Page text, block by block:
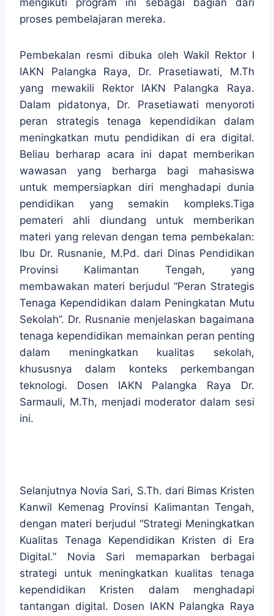
mengikuti program ini sebagai bagian dari
proses pembelajaran mereka.
Pembekalan resmi dibuka oleh Wakil Rektor I
IAKN Palangka Raya, Dr. Prasetiawati, M.Th
yang mewakili Rektor IAKN Palangka Raya.
Dalam pidatonya, Dr. Prasetiawati menyoroti
peran strategis tenaga kependidikan dalam
meningkatkan mutu pendidikan di era digital.
Beliau berharap acara ini dapat memberikan
wawasan yang berharga bagi mahasiswa
untuk mempersiapkan diri menghadapi dunia
pendidikan yang semakin kompleks.Tiga
pemateri ahli diundang untuk memberikan
materi yang relevan dengan tema pembekalan:
Ibu Dr. Rusnanie, M.Pd. dari Dinas Pendidikan
Provinsi Kalimantan Tengah, yang
membawakan materi berjudul “Peran Strategis
Tenaga Kependidikan dalam Peningkatan Mutu
Sekolah”. Dr. Rusnanie menjelaskan bagaimana
tenaga kependidikan memainkan peran penting
dalam meningkatkan kualitas sekolah,
khususnya dalam konteks perkembangan
teknologi. Dosen IAKN Palangka Raya Dr.
Sarmauli, M.Th, menjadi moderator dalam sesi
ini.
Selanjutnya Novia Sari, S.Th. dari Bimas Kristen
Kanwil Kemenag Provinsi Kalimantan Tengah,
dengan materi berjudul “Strategi Meningkatkan
Kualitas Tenaga Kependidikan Kristen di Era
Digital.” Novia Sari memaparkan berbagai
strategi untuk meningkatkan kualitas tenaga
kependidikan Kristen dalam menghadapi
tantangan digital. Dosen IAKN Palangka Raya